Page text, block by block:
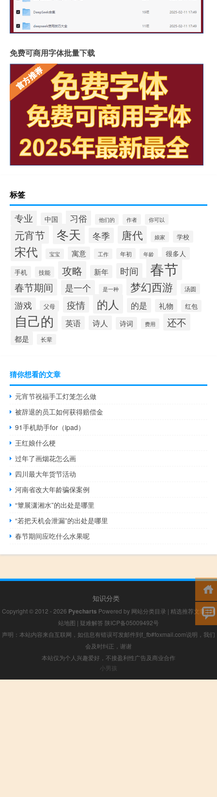
免费可商用字体批量下载
标签
专业 中国 习俗 他们的 作者 你可以
元宵节 冬天 冬季 唐代 娘家 学校
宋代 宝宝 寓意 工作 年初 年龄 很多人
手机 技能 攻略 新年 时间 春节
春节期间 是一个 是一种 梦幻西游 汤圆
游戏 父母 疫情 的人 的是 礼物 红包
自己的 英语 诗人 诗词 费用 还不
都是 长辈
猜你想看的文章
元宵节祝福手工灯笼怎么做
被辞退的员工如何获得赔偿金
91手机助手for（ipad）
王红娘什么梗
过年了画烟花怎么画
四川最大年货节活动
河南省改大年龄骗保案例
“簟展潇湘水”的出处是哪里
“若把天机会泄漏”的出处是哪里
春节期间应吃什么水果呢
知识分类
Copyright © 2012 - 2026 Pyecharts Powered by 网站分类目录 | 精选推荐文章|网
站地图 | 疑难解答 陕ICP备05009492号
声明：本站内容来自互联网，如信息有错误可发邮件到f_fb#foxmail.com说明，我们
会及时纠正，谢谢
本站仅为个人兴趣爱好，不接盈利性广告及商业合作
小男孩